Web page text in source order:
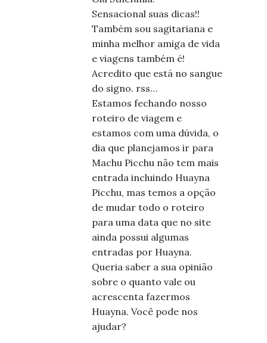
Sensacional suas dicas!!
Também sou sagitariana e
minha melhor amiga de vida
e viagens também é!
Acredito que está no sangue
do signo. rss…
Estamos fechando nosso
roteiro de viagem e
estamos com uma dúvida, o
dia que planejamos ir para
Machu Picchu não tem mais
entrada incluindo Huayna
Picchu, mas temos a opção
de mudar todo o roteiro
para uma data que no site
ainda possui algumas
entradas por Huayna.
Queria saber a sua opinião
sobre o quanto vale ou
acrescenta fazermos
Huayna. Você pode nos
ajudar?